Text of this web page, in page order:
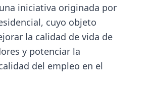
iniciativa originada por
cuyo objeto
la calidad de vida de
y potenciar la
del empleo en el